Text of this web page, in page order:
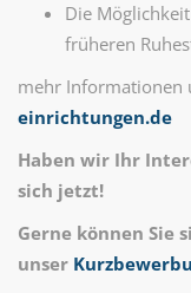
Die
früheren
mehr Informationen
einrichtungen.de
Haben wir Ihr
sich jetzt!
Gerne können Sie
unser